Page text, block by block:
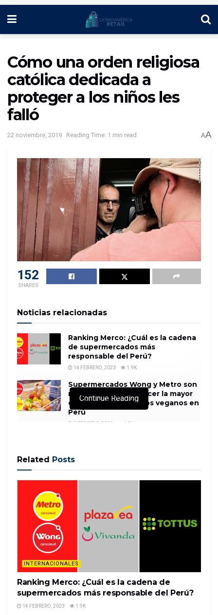
Cómo una orden religiosa
católica dedicada a
proteger a los niños les
falló
22 noviembre, 2019 Reading Time: 1 min read AA
152
SHARES
Noticias relacionadas
Ranking Merco: ¿Cuál es la cadena
de supermercados más
responsable del Perú?
14 FEBRERO, 2023 1.9K
Supermercados Wong y Metro son
reconocidos por ofrecer la mayor
cantidad de productos veganos en
Perú
8 FEBRERO, 2023 1.9K
familias vulnerables en un país de África, pese a que
su orden religiosa sabía que había sido condenado
por abusar de niños en Europa, según una
investigación de …
READ MORE
Continue Reading
Related Posts
INTERNACIONALES
Ranking Merco: ¿Cuál es la cadena de
supermercados más responsable del Perú?
14 FEBRERO, 2023 1.9K